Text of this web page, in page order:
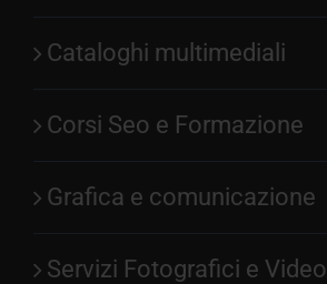
Cataloghi multimediali
Corsi Seo e Formazione
Grafica e comunicazione
Servizi Fotografici e Video